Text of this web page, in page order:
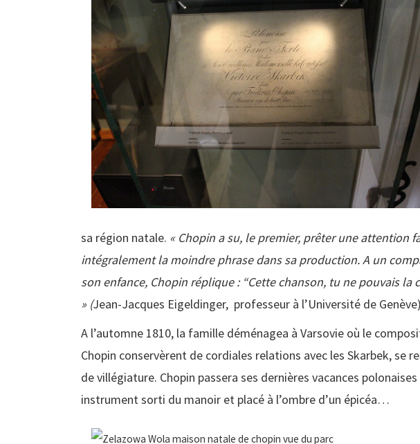
sa région natale. « Chopin a su, le premier, prêter une attention
intégralement la moindre phrase dans sa production. A un
son enfance, Chopin réplique : “Cette chanson, tu ne pouvais
» (Jean-Jacques Eigeldinger, professeur à l’Université de
A l’automne 1810, la famille déménagea à Varsovie où le
Chopin conservèrent de cordiales relations avec les Skarbek,
de villégiature. Chopin passera ses dernières vacances
instrument sorti du manoir et placé à l’ombre d’un épicéa…